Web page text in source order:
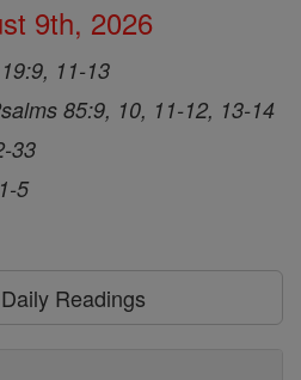
9th, 2026
11-13
85:9, 10, 11-12, 13-14
33
5
Readings